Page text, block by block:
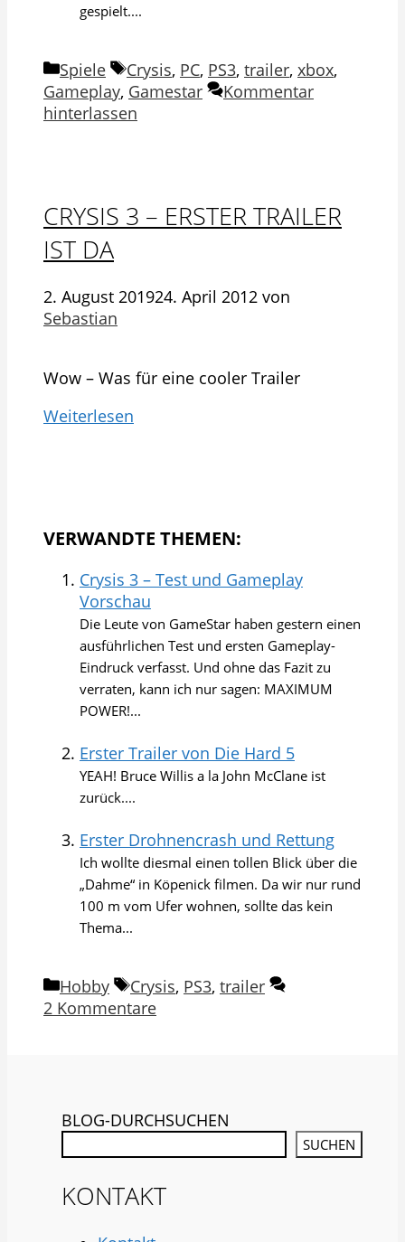
gespielt....
Kategorien
Spiele Schlagwörter
Crysis, PC, PS3, trailer, xbox,
Gameplay, Gamestar
Kommentar
hinterlassen
CRYSIS 3 – ERSTER TRAILER
IST DA
2. August 201924. April 2012 von
Sebastian
Wow – Was für eine cooler Trailer
Weiterlesen
VERWANDTE THEMEN:
Crysis 3 – Test und Gameplay
Vorschau
Die Leute von GameStar haben gestern einen
ausführlichen Test und ersten Gameplay-
Eindruck verfasst. Und ohne das Fazit zu
verraten, kann ich nur sagen: MAXIMUM
POWER!...
Erster Trailer von Die Hard 5
YEAH! Bruce Willis a la John McClane ist
zurück....
Erster Drohnencrash und Rettung
Ich wollte diesmal einen tollen Blick über die
„Dahme“ in Köpenick filmen. Da wir nur rund
100 m vom Ufer wohnen, sollte das kein
Thema...
Kategorien
Hobby Schlagwörter
Crysis, PS3, trailer
2 Kommentare
BLOG-DURCHSUCHEN
SUCHEN
KONTAKT